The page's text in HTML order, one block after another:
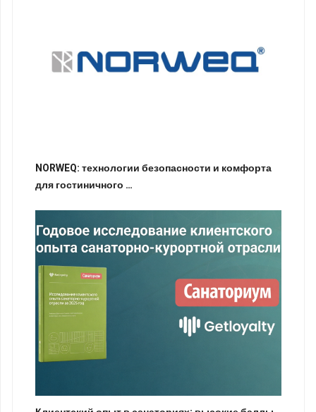
NORWEQ: технологии безопасности и комфорта
для гостиничного …